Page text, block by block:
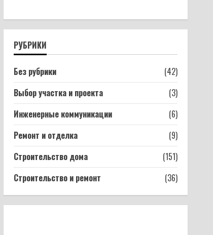
РУБРИКИ
Без рубрики
(42)
Выбор участка и проекта
(3)
Инженерные коммуникации
(6)
Ремонт и отделка
(9)
Строительство дома
(151)
Строительство и ремонт
(36)